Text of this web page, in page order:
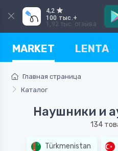
4,2
100 тыс.+
1,92 тыс. отзыва
MARKET LENTA
Главная страница
Каталог
Наушники и
134
Türkmenistan